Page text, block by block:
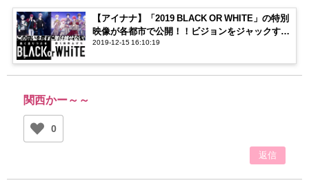
【アイナナ】「2019 BLACK OR WHITE」の特別
映像が各都市で公開！！ビジョンをジャックする
メンバーに注目！
2019-12-15 16:10:19
関西かー～～
0
返信